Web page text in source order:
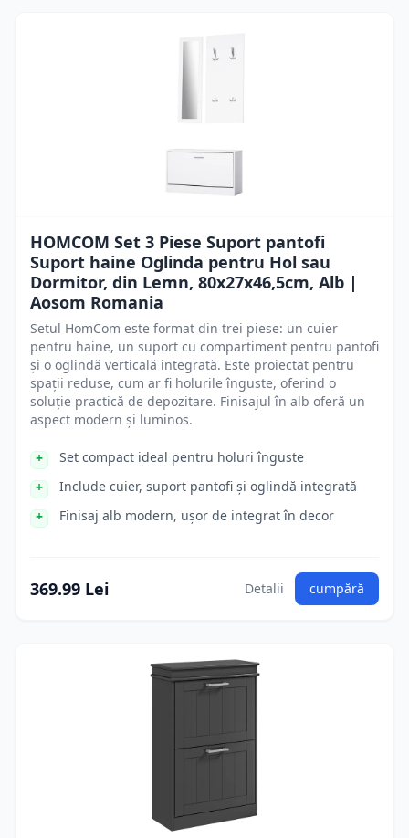
HOMCOM Set 3 Piese Suport pantofi
Suport haine Oglinda pentru Hol sau
Dormitor, din Lemn, 80x27x46,5cm, Alb |
Aosom Romania
Setul HomCom este format din trei piese: un cuier
pentru haine, un suport cu compartiment pentru pantofi
și o oglindă verticală integrată. Este proiectat pentru
spații reduse, cum ar fi holurile înguste, oferind o
soluție practică de depozitare. Finisajul în alb oferă un
aspect modern și luminos.
Set compact ideal pentru holuri înguste
Include cuier, suport pantofi și oglindă integrată
Finisaj alb modern, ușor de integrat în decor
369.99 Lei Detalii cumpără